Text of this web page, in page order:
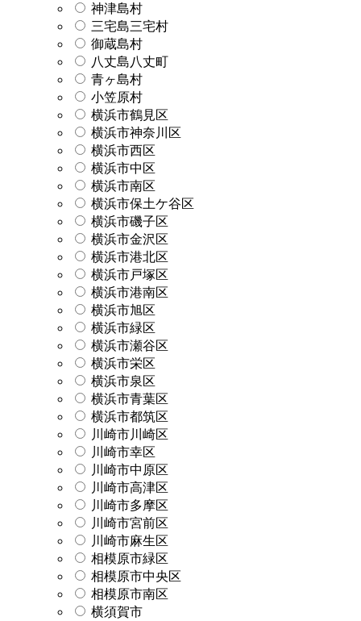
神津島村
三宅島三宅村
御蔵島村
八丈島八丈町
青ヶ島村
小笠原村
横浜市鶴見区
横浜市神奈川区
横浜市西区
横浜市中区
横浜市南区
横浜市保土ケ谷区
横浜市磯子区
横浜市金沢区
横浜市港北区
横浜市戸塚区
横浜市港南区
横浜市旭区
横浜市緑区
横浜市瀬谷区
横浜市栄区
横浜市泉区
横浜市青葉区
横浜市都筑区
川崎市川崎区
川崎市幸区
川崎市中原区
川崎市高津区
川崎市多摩区
川崎市宮前区
川崎市麻生区
相模原市緑区
相模原市中央区
相模原市南区
横須賀市